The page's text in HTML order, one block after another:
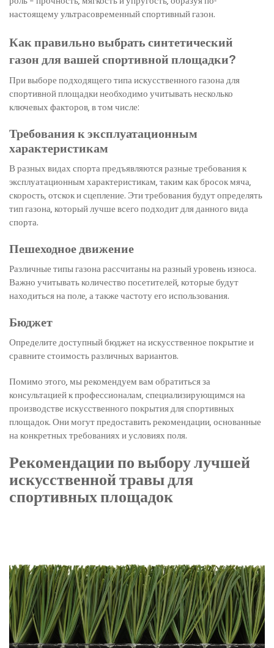
настоящему ультрасовременный спортивный газон.
Как правильно выбрать синтетический
газон для вашей спортивной площадки?
При выборе подходящего типа искусственного газона для
спортивной площадки необходимо учитывать несколько
ключевых факторов, в том числе:
Требования к эксплуатационным
характеристикам
В разных видах спорта предъявляются разные требования к
эксплуатационным характеристикам, таким как бросок мяча,
скорость, отскок и сцепление. Эти требования будут определять
тип газона, который лучше всего подходит для данного вида
спорта.
Пешеходное движение
Различные типы газона рассчитаны на разный уровень износа.
Важно учитывать количество посетителей, которые будут
находиться на поле, а также частоту его использования.
Бюджет
Определите доступный бюджет на искусственное покрытие и
сравните стоимость различных вариантов.
Помимо этого, мы рекомендуем вам обратиться за
консультацией к профессионалам, специализирующимся на
производстве искусственного покрытия для спортивных
площадок. Они могут предоставить рекомендации, основанные
на конкретных требованиях и условиях поля.
Рекомендации по выбору лучшей
искусственной травы для
спортивных площадок